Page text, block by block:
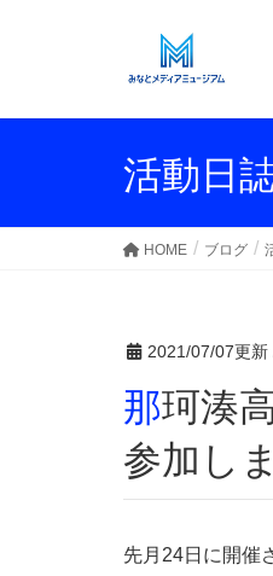
活動日
HOME ブログ
2021/07/07更新
那珂湊高校「第1回那珂湊高校学校運営協議会」に
参加し
先月24日に開催